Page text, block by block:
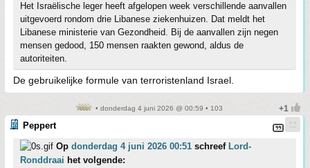
Het Israëlische leger heeft afgelopen week verschillende aanvallen
uitgevoerd rondom drie Libanese ziekenhuizen. Dat meldt het
Libanese ministerie van Gezondheid. Bij de aanvallen zijn negen
mensen gedood, 150 mensen raakten gewond, aldus de
autoriteiten.
De gebruikelijke formule van terroristenland Israel.
• donderdag 4 juni 2026 @ 00:59 • 103
Peppert
Op donderdag 4 juni 2026 00:51 schreef Lord-
Ronddraai het volgende: